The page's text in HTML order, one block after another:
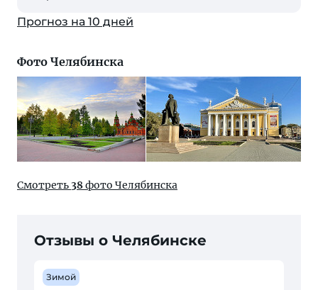
Прогноз на 10 дней
Фото Челябинска
Смотреть 38фото Челябинска
Отзывы о Челябинске
Зимой